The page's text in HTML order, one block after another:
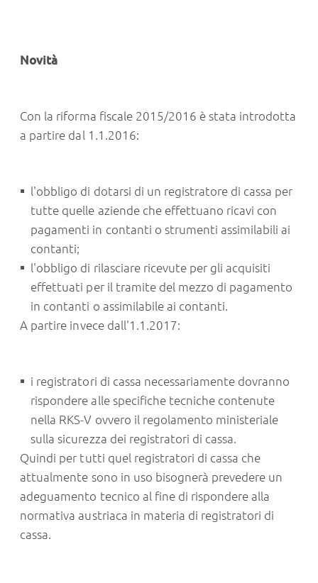
Novità
Con la riforma fiscale 2015/2016 è stata introdotta
a partire dal 1.1.2016:
l'obbligo di dotarsi di un registratore di cassa per
tutte quelle aziende che effettuano ricavi con
pagamenti in contanti o strumenti assimilabili ai
contanti;
l'obbligo di rilasciare ricevute per gli acquisiti
effettuati per il tramite del mezzo di pagamento
in contanti o assimilabile ai contanti.
A partire invece dall'1.1.2017:
i registratori di cassa necessariamente dovranno
rispondere alle specifiche tecniche contenute
nella RKS-V ovvero il regolamento ministeriale
sulla sicurezza dei registratori di cassa.
Quindi per tutti quel registratori di cassa che
attualmente sono in uso bisognerà prevedere un
adeguamento tecnico al fine di rispondere alla
normativa austriaca in materia di registratori di
cassa.